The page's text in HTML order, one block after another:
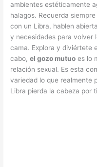
ambientes estéticamente
halagos. Recuerda
con un Libra, hablen
y necesidades para volver
cama. Explora y diviértete
cabo,el gozo mutuo es lo
relación sexual. Es esta
variedad lo que realmente
Libra pierda la cabeza por